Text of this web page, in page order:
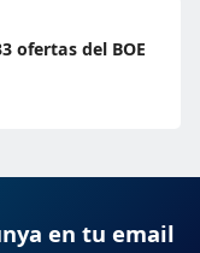
ofertas del BOE
en tu email